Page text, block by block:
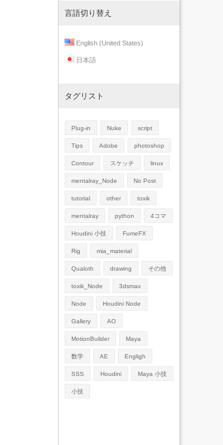
言語切り替え
English (United States)
日本語
タグリスト
Plug-in Nuke script
Tips Adobe photoshop
Contour スケッチ linux
mentalray_Node No Post
tutorial other toxik
mentalray python 4コマ
Houdini 小技 FumeFX
Rig mia_material
Qualoth drawing その他
toxik_Node 3dsmax
Node Houdini Node
Gallery AO
MotionBuilder Maya
数学 AE Engligh
SSS Houdini Maya 小技
小技